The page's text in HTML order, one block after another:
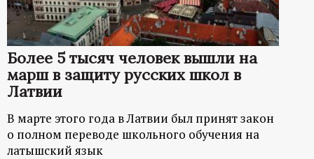
Более 5 тысяч человек вышли на
марш в защиту русских школ в
Латвии
В марте этого года в Латвии был принят закон
о полном переводе школьного обучения на
латышский язык